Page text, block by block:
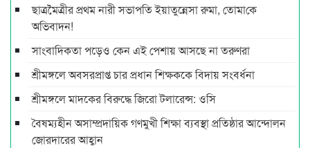
ছাত্রমৈত্রীর প্রথম নারী সভাপ‌তি ইয়াতুন্নেসা রুমা, তোমা‌কে
অ‌ভিবাদন!
সাংবাদিকতা পড়েও কেন এই পেশায় আসছে না তরুণরা
শ্রীমঙ্গলে অবসরপ্রাপ্ত চার প্রধান শিক্ষককে বিদায় সংবর্ধনা
শ্রীমঙ্গলে মাদকের বিরুদ্ধে জিরো টলারেন্স: ওসি
বৈষম্যহীন অসাম্প্রদায়িক গণমুখী শিক্ষা ব্যবস্থা প্রতিষ্ঠার আন্দোলন
জোরদারের আহ্বান